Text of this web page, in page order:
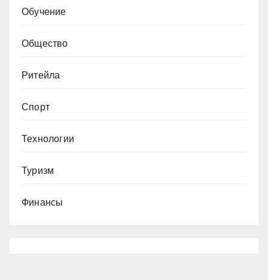
Обучение
Общество
Ритейла
Спорт
Технологии
Туризм
Финансы